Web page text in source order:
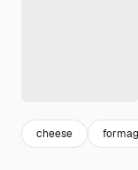
cheese